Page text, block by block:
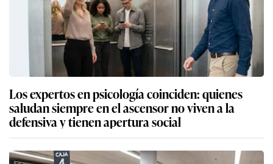
Los expertos en psicología coinciden: quienes
saludan siempre en el ascensor no viven a la
defensiva y tienen apertura social